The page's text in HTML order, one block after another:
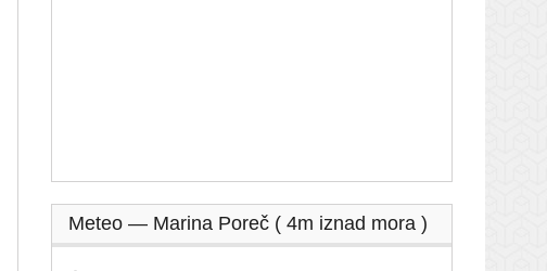
Meteo — Marina Poreč ( 4m iznad mora )